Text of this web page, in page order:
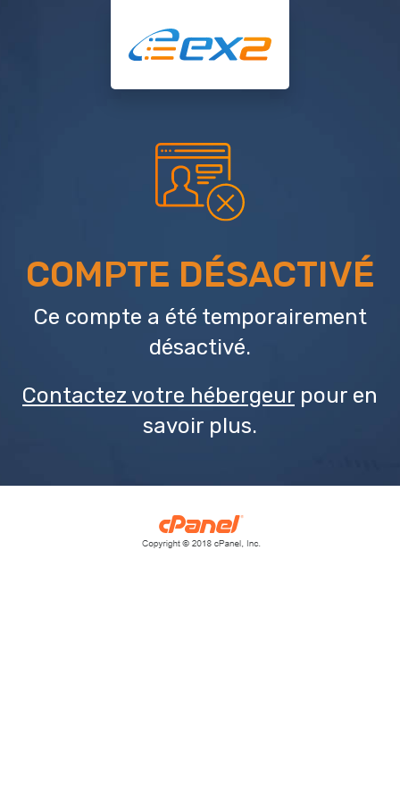
COMPTE DÉSACTIVÉ
Ce compte a été temporairement
désactivé.
Contactez votre hébergeur pour en
savoir plus.